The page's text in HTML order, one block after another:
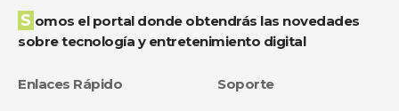
Somos el portal donde obtendrás las novedades
sobre tecnología y entretenimiento digital
Enlaces Rápido Soporte